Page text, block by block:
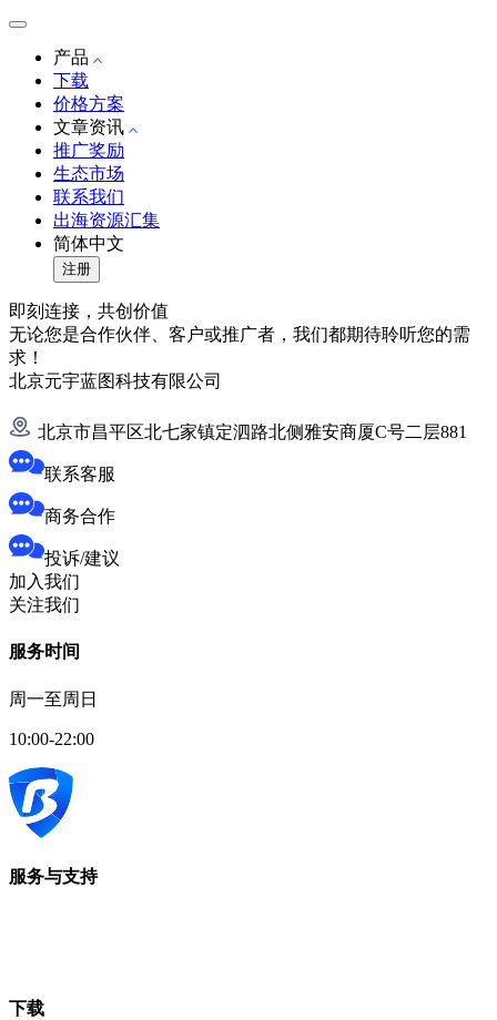
产品
下载
价格方案
文章资讯
推广奖励
生态市场
联系我们
出海资源汇集
简体中文
注册
即刻连接，共创价值
无论您是合作伙伴、客户或推广者，我们都期待聆听您的需
求！
北京元宇蓝图科技有限公司
北京市昌平区北七家镇定泗路北侧雅安商厦C号二层881
联系客服
商务合作
投诉/建议
加入我们
关注我们
服务时间
周一至周日
10:00-22:00
服务与支持
下载